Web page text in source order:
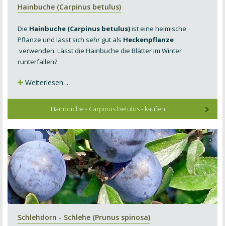
Hainbuche (Carpinus betulus)
Die Hainbuche (Carpinus betulus)ist eine heimische
Pflanze und lässt sich sehr gut als Heckenpflanze
verwenden. Lässt die Hainbuche die Blätter im Winter
runterfallen?
Weiterlesen ...
Hainbuche - Carpinus betulus - kaufen
Schlehdorn - Schlehe (Prunus spinosa)